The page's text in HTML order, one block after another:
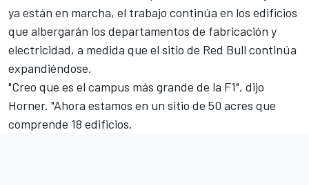
ya están en marcha, el trabajo continúa en los edificios
que albergarán los departamentos de fabricación y
electricidad, a medida que el sitio de Red Bull continúa
expandiéndose.
"Creo que es el campus más grande de la F1", dijo
Horner. "Ahora estamos en un sitio de 50 acres que
comprende 18 edificios.